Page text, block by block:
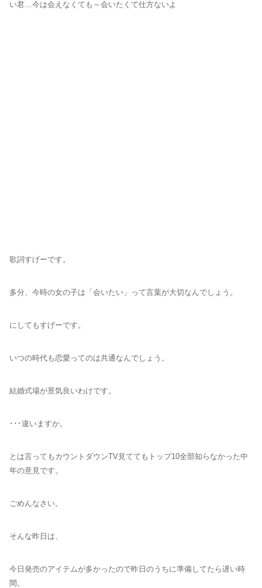
い君…今は会えなくても～会いたくて仕方ないよ
歌詞すげーです。
多分、今時の女の子は「会いたい」って言葉が大切なんでしょう。
にしてもすげーです。
いつの時代も恋愛ってのは共通なんでしょう。
結婚式場が景気良いわけです。
･･･違いますか。
とは言ってもカウントダウンTV見ててもトップ10全部知らなかった中
年の意見です。
ごめんなさい。
そんな昨日は、
今日発売のアイテムが多かったので昨日のうちに準備してたら遅い時
間。